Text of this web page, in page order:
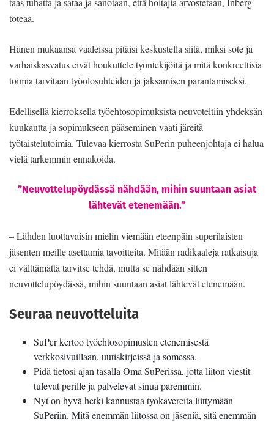
toteaa.
Hänen mukaansa vaaleissa pitäisi keskustella siitä, miksi sote ja
varhaiskasvatus eivät houkuttele työntekijöitä ja mitä konkreettisia
toimia tarvitaan työolosuhteiden ja jaksamisen parantamiseksi.
Edellisellä kierroksella työehtosopimuksista neuvoteltiin yhdeksän
kuukautta ja sopimukseen pääseminen vaati järeitä
työtaistelutoimia. Tulevaa kierrosta SuPerin puheenjohtaja ei halua
vielä tarkemmin ennakoida.
”Neuvottelupöydässä nähdään, mihin suuntaan asiat
lähtevät etenemään.”
– Lähden luottavaisin mielin viemään eteenpäin superilaisten
jäsenten meille asettamia tavoitteita. Mitään radikaaleja ratkaisuja
ei välttämättä tarvitse tehdä, mutta se nähdään sitten
neuvottelupöydässä, mihin suuntaan asiat lähtevät etenemään.
Seuraa neuvotteluita
SuPer kertoo työehtosopimusten etenemisestä
verkkosivuillaan, uutiskirjeissä ja somessa.
Pidä tietosi ajan tasalla Oma SuPerissa, jotta liiton viestit
tulevat perille ja palvelevat sinua paremmin.
Nyt on hyvä hetki kannustaa työkavereita liittymään
SuPeriin. Mitä enemmän liitossa on jäseniä, sitä enemmän